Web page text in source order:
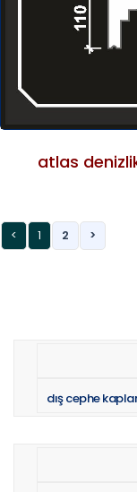
atlas
< 1 2 >
dış cephe